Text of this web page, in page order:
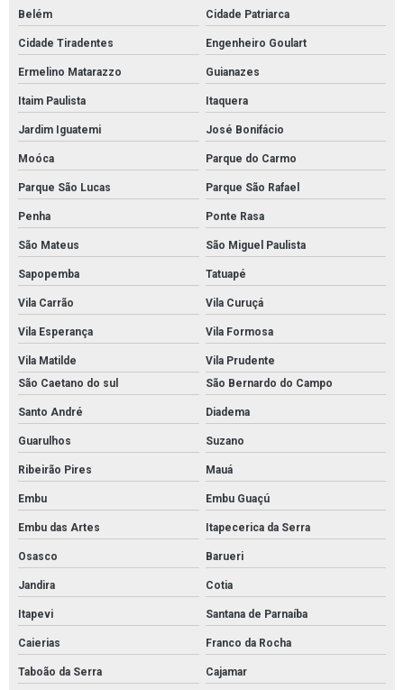
Pintura de rodapé em sp
Pintura rodapé em epoxi sp
Pintura epoxi quadra esportiva em sp
Pintura epóxi quadra poliesportiva em sp
Pintura epóxi quadra poliesportiva em são paulo
Demarcação de piso de quadra poliesportiva
Demarcação de piso de quadra poliesportiva em sp
Pintura autonivelante em estacionamento
Pintura autonivelante estacionamento em sp
Revestimento de piso autonivelante em são paulo
Pintura de rodapé industrial
Pintura de rodapé industrial em são paulo
Pintura epoxi para concessionaria
Pintura para cozinha industrial
Pintura de poliuretano para pisos de concreto
Pintura epóxi piso bh
Revestimento para câmara fria
Belém Cidade Patriarca
Cidade Tiradentes Engenheiro Goulart
Ermelino Matarazzo Guianazes
Itaim Paulista Itaquera
Jardim Iguatemi José Bonifácio
Moóca Parque do Carmo
Parque São Lucas Parque São Rafael
Penha Ponte Rasa
São Mateus São Miguel Paulista
Sapopemba Tatuapé
Vila Carrão Vila Curuçá
Vila Esperança Vila Formosa
Vila Matilde
Vila Prudente
São Caetano do sul
São Bernardo do Campo
Santo André Diadema
Guarulhos Suzano
Ribeirão Pires Mauá
Embu Embu Guaçú
Embu das Artes Itapecerica da Serra
Osasco Barueri
Jandira Cotia
Itapevi Santana de Parnaíba
Caierias Franco da Rocha
Taboão da Serra Cajamar